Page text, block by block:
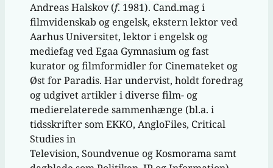
Andreas Halskov (f. 1981). Cand.mag i
filmvidenskab og engelsk, ekstern lektor ved
Aarhus Universitet, lektor i engelsk og
mediefag ved Egaa Gymnasium og fast
kurator og filmformidler for Cinemateket og
Øst for Paradis. Har undervist, holdt foredrag
og udgivet artikler i diverse film- og
medierelaterede sammenhænge (bl.a. i
tidsskrifter som EKKO, AngloFiles, Critical
Studies in
Television, Soundvenue og Kosmorama samt